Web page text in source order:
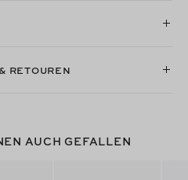
RETOUREN
AUCH GEFALLEN